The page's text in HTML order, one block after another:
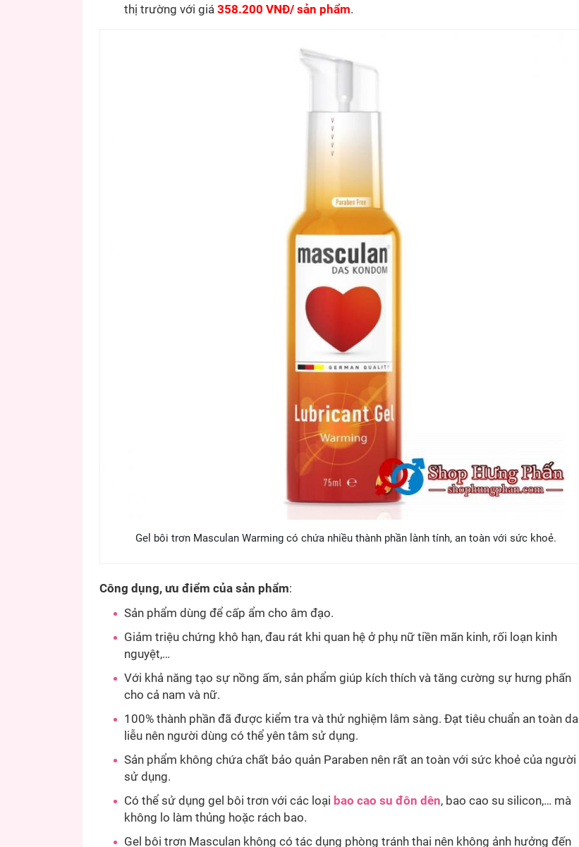
thị trường với giá 358.200 VNĐ/ sản phẩm.
Gel bôi trơn Masculan Warming có chứa nhiều thành phần lành tính, an toàn với sức khoẻ.
Công dụng, ưu điểm của sản phẩm:
Sản phẩm dùng để cấp ẩm cho âm đạo.
Giảm triệu chứng khô hạn, đau rát khi quan hệ ở phụ nữ tiền mãn kinh, rối loạn kinh
nguyệt,…
Với khả năng tạo sự nồng ấm, sản phẩm giúp kích thích và tăng cường sự hưng phấn
cho cả nam và nữ.
100% thành phần đã được kiểm tra và thử nghiệm lâm sàng. Đạt tiêu chuẩn an toàn da
liễu nên người dùng có thể yên tâm sử dụng.
Sản phẩm không chứa chất bảo quản Paraben nên rất an toàn với sức khoẻ của người
sử dụng.
Có thể sử dụng gel bôi trơn với các loại bao cao su đôn dên, bao cao su silicon,… mà
không lo làm thủng hoặc rách bao.
Gel bôi trơn Masculan không có tác dụng phòng tránh thai nên không ảnh hưởng đến